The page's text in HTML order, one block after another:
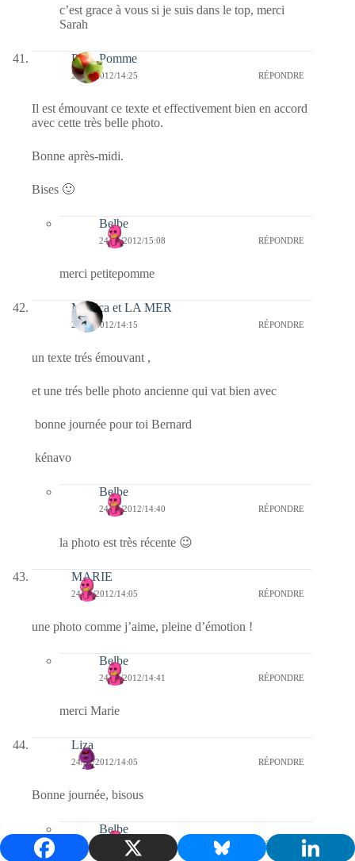
c’est grace à vous si je suis dans le top, merci
Sarah
PetitePomme
24/01/2012/14:25 RÉPONDRE
Il est émouvant ce texte et effectivement bien en accord
avec cette très belle photo.
Bonne après-midi.
Bises 🙂
Belbe
24/01/2012/15:08 RÉPONDRE
merci petitepomme
Monica et LA MER
24/01/2012/14:15 RÉPONDRE
un texte trés émouvant ,
et une trés belle photo ancienne qui vat bien avec
bonne journée pour toi Bernard
kénavo
Belbe
24/01/2012/14:40 RÉPONDRE
la photo est très récente 😉
MARIE
24/01/2012/14:05 RÉPONDRE
une photo comme j’aime, pleine d’émotion !
Belbe
24/01/2012/14:41 RÉPONDRE
merci Marie
Liza
24/01/2012/14:05 RÉPONDRE
Bonne journée, bisous
Belbe
24/01/2012/14:40 RÉPONDRE